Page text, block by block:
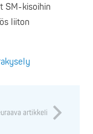
SM-kisoihin
liiton
artikkeli